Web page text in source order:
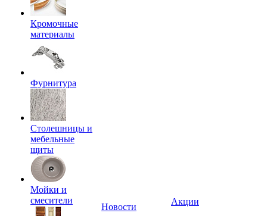
Кромочные
материалы
Фурнитура
Столешницы и
мебельные
щиты
Мойки и
смесители
Новости
Акции